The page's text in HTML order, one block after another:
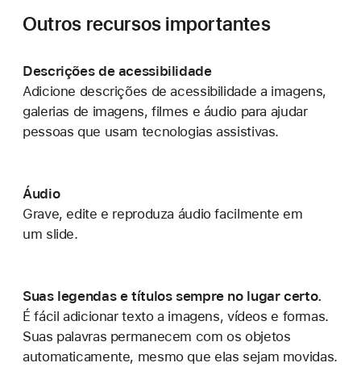
Outros recursos importantes
Descrições de acessibilidade
Adicione descrições de acessibilidade a imagens,
galerias de imagens,filmes e áudio para ajudar
pessoas que usam tecnologias assistivas.
Áudio
Grave, edite e reproduza áudio facilmente em
um slide.
Suas legendas e títulos sempre no lugar certo.
É fácil adicionar texto a imagens, vídeos e formas.
Suas palavras permanecem com os objetos
automaticamente, mesmo que elas sejam movidas.